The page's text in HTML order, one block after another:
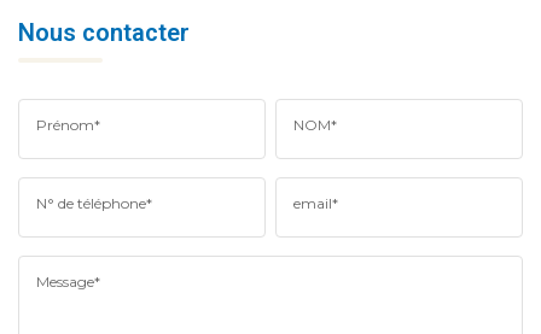
Nous contacter
Prénom* NOM*
N° de téléphone* email*
Message*